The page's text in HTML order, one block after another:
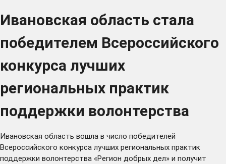
Ивановская область стала
победителем Всероссийского
конкурса лучших
региональных практик
поддержки волонтерства
Ивановская область вошла в число победителей
Всероссийского конкурса лучших региональных практик
поддержки волонтерства «Регион добрых дел» и получит